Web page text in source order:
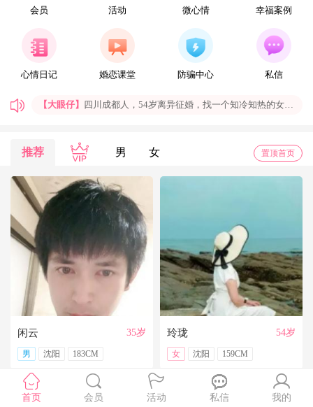
会员 活动 微心情 幸福案例
心情日记 婚恋课堂 防骗中心 私信
【大眼仔】
四川成都人，54岁离异征婚，找一个知冷知热的女人结婚过日子，非诚勿扰
【一米阳光】
上海征婚，找一位条件好点、能结婚的伴侣成家
【玉兰花】 山东济南本人，离异带一女儿，大龄男征婚，非诚勿扰。
【红玫】你再不来，我都老啦，个人诚征婚，限广西南宁
【乐园】
湖北蕲春离异大龄女征婚，找一个蕲春的、60岁上下的男士结婚，共同过日子，不诚勿扰
【携手到老】
今天开通钻石会员了，给我来信吧，我能看到你的联系方式哦
【铭铭】
40岁未婚上海杨浦男征婚，外地人或者上海人都可以，不介意是否离异，三观合适即可，速与我联系。
【任子君】现居深圳罗湖区，44岁，离异，在深圳工作，找一个大方、善良，会疼爱人的女子做老婆，希望​‌‌能在这里遇见你，非诚勿扰。
【张小英】
想找一个心动的人
推荐 男 女 置顶首页
闲云 35岁
男 沈阳 183CM
玲珑 54岁
女 沈阳 159CM
首页 会员 活动 私信 我的